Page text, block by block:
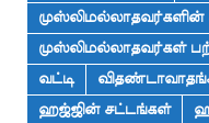
முஸ்லிமல்லாதவர்களின்
முஸ்லிமல்லாதவர்கள்
வட்டி
ஹஜ்ஜின் சட்டங்கள்